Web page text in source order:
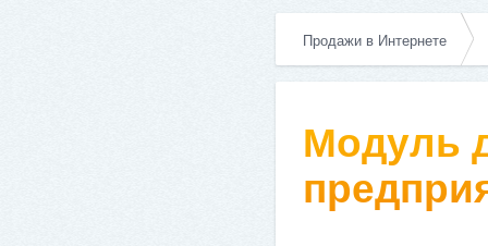
Продажи в Интернете
Модуль